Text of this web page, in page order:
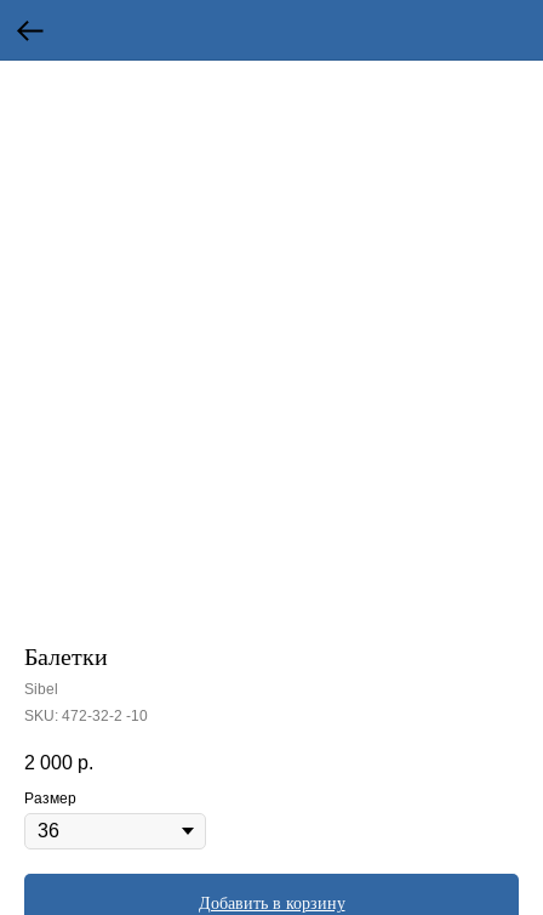
Балетки
Sibel
SKU: 472-32-2 -10
2 000 р.
Размер
Добавить в корзину